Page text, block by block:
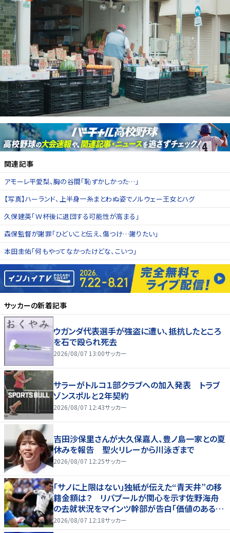
関連記事
アモーレ平愛梨、胸の谷間「恥ずかしかった…」
【写真】ハーランド、上半身一糸まとわぬ姿でノルウェー王女とハグ
久保建英「Ｗ杯後に退団する可能性が高まる」
森保監督が謝罪「ひどいこと伝え、傷つけ…謝りたい」
本田圭佑「何もやってなかったけどな、こいつ」
サッカーの新着記事
ウガンダ代表選手が強盗に遭い、抵抗したところ
を石で殴られ死去
2026/08/07 13:00サッカー
サラーがトルコ１部クラブへの加入発表 トラブ
ゾンスポルと２年契約
2026/08/07 12:43サッカー
吉田沙保里さんが大久保嘉人、豊ノ島一家との夏
休みを報告 聖火リレーから川泳ぎまで
2026/08/07 12:25サッカー
「サノに上限はない」独紙が伝えた“青天井”の移
籍金額は？ リバプールが関心を示す佐野海舟
の去就状況をマインツ幹部が告白「価値のあるも
のになる」
2026/08/07 12:18サッカー